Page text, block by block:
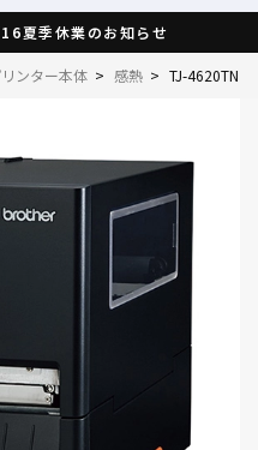
夏季休業のお知らせ
ンター本体 > 感熱 > TJ-4620TN